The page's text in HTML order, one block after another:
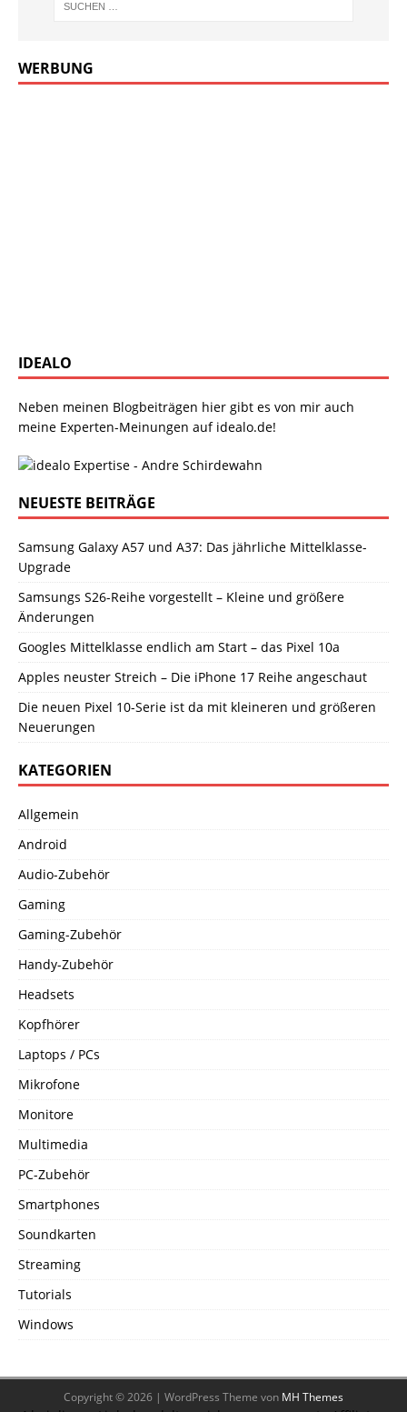
WERBUNG
IDEALO
Neben meinen Blogbeiträgen hier gibt es von mir auch
meine Experten-Meinungen auf idealo.de!
NEUESTE BEITRÄGE
Samsung Galaxy A57 und A37: Das jährliche Mittelklasse-
Upgrade
Samsungs S26-Reihe vorgestellt – Kleine und größere
Änderungen
Googles Mittelklasse endlich am Start – das Pixel 10a
Apples neuster Streich – Die iPhone 17 Reihe angeschaut
Die neuen Pixel 10-Serie ist da mit kleineren und größeren
Neuerungen
KATEGORIEN
Allgemein
Android
Audio-Zubehör
Gaming
Gaming-Zubehör
Handy-Zubehör
Headsets
Kopfhörer
Laptops / PCs
Mikrofone
Monitore
Multimedia
PC-Zubehör
Smartphones
Soundkarten
Streaming
Tutorials
Windows
Copyright © 2026 | WordPress Theme von MH Themes